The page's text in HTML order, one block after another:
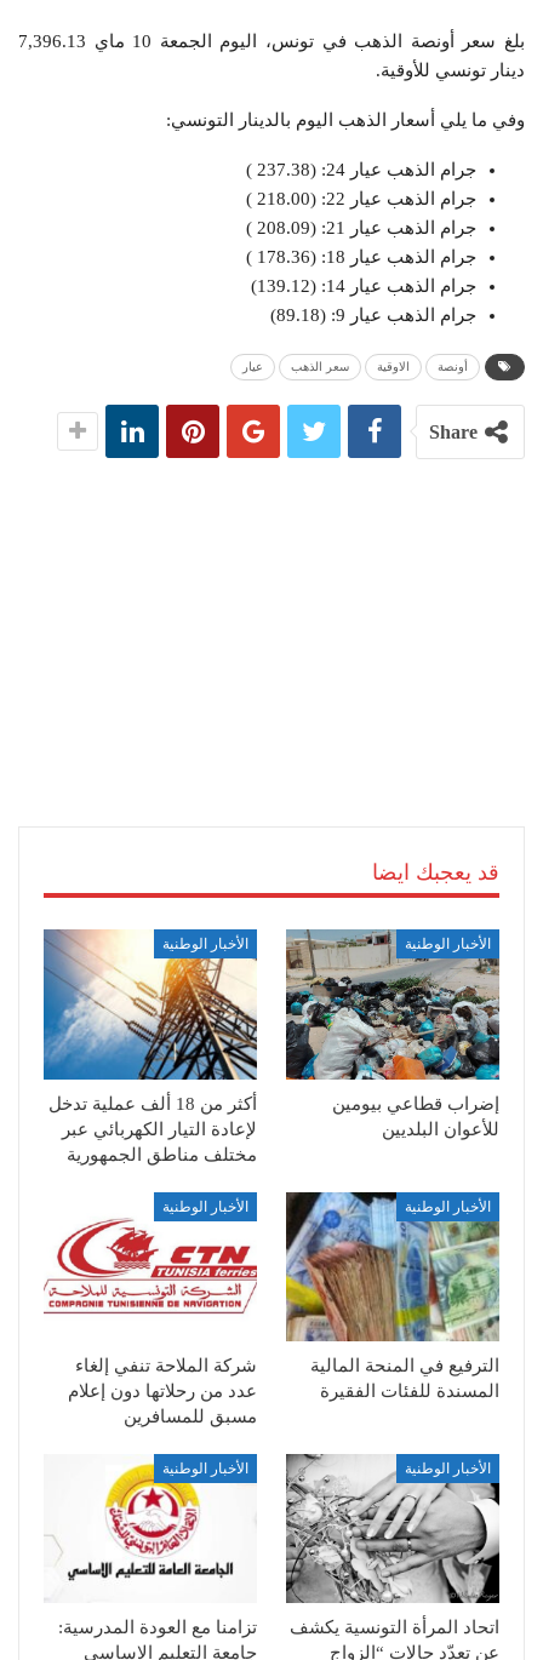
بلغ سعر أونصة الذهب في تونس، اليوم الجمعة 10 ماي 7,396.13
دينار تونسي للأوقية.
وفي ما يلي أسعار الذهب اليوم بالدينار التونسي:
جرام الذهب عيار 24: (237.38 )
جرام الذهب عيار 22: (218.00 )
جرام الذهب عيار 21: (208.09 )
جرام الذهب عيار 18: (178.36 )
جرام الذهب عيار 14: (139.12)
جرام الذهب عيار 9: (89.18)
أونصة الاوقية سعر الذهب عيار
Share
قد يعجبك ايضا
الأخبار الوطنية
إضراب قطاعي بيومين
للأعوان البلديين
الأخبار الوطنية
أكثر من 18 ألف عملية تدخل
لإعادة التيار الكهربائي عبر
مختلف مناطق الجمهورية
الأخبار الوطنية
الترفيع في المنحة المالية
المسندة للفئات الفقيرة
الأخبار الوطنية
شركة الملاحة تنفي إلغاء
عدد من رحلاتها دون إعلام
مسبق للمسافرين
الأخبار الوطنية
اتحاد المرأة التونسية يكشف
عن تعدّد حالات “الزواج
الأخبار الوطنية
تزامنا مع العودة المدرسية:
جامعة التعليم الاساسي